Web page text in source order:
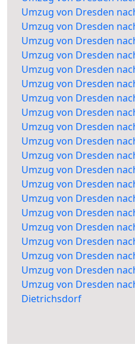
Umzug von Dresden
Umzug von Dresden
Umzug von Dresden
Umzug von Dresden
Umzug von Dresden
Umzug von Dresden
Umzug von Dresden
Umzug von Dresden
Umzug von Dresden
Umzug von Dresden
Umzug von Dresden
Umzug von Dresden
Umzug von Dresden
Umzug von Dresden
Umzug von Dresden
Umzug von Dresden
Umzug von Dresden
Umzug von Dresden
Umzug von Dresden
Umzug von Dresden
Dietrichsdorf